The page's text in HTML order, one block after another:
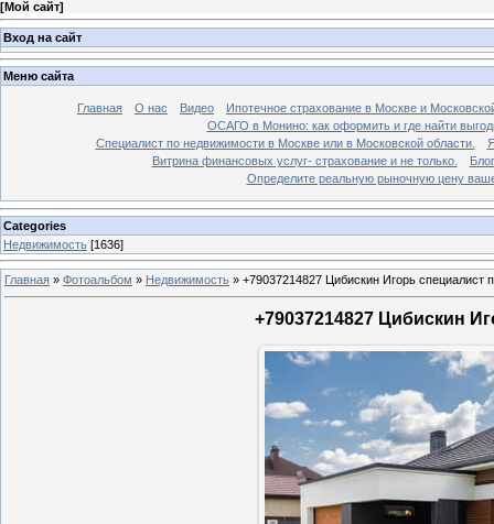
[Мой сайт]
Вход на сайт
Меню сайта
Главная О нас Видео
Ипотечное страхование в Москве и
ОСАГО в Монино: как оформить и где найти
Специалист по недвижимости в Москве или в Московской области.
Витрина финансовых услуг- страхование и не только.
Блог
Определите реальную рыночную цену
Categories
Недвижимость [1636]
Главная » Фотоальбом » Недвижимость » +79037214827 Цибискин Игорь специалист
+79037214827 Цибискин